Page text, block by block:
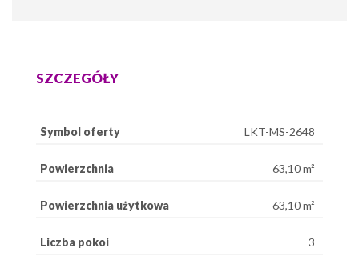
SZCZEGÓŁY
Symbol oferty LKT-MS-2648
Powierzchnia 63,10 m²
Powierzchnia użytkowa 63,10 m²
Liczba pokoi 3